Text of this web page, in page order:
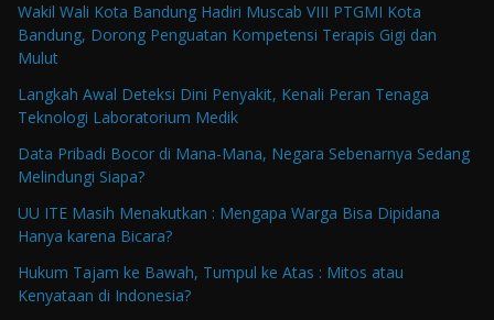
Wakil Wali Kota Bandung Hadiri Muscab VIII PTGMI Kota
Bandung, Dorong Penguatan Kompetensi Terapis Gigi dan
Mulut
Langkah Awal Deteksi Dini Penyakit, Kenali Peran Tenaga
Teknologi Laboratorium Medik
Data Pribadi Bocor di Mana-Mana, Negara Sebenarnya Sedang
Melindungi Siapa?
UU ITE Masih Menakutkan : Mengapa Warga Bisa Dipidana
Hanya karena Bicara?
Hukum Tajam ke Bawah, Tumpul ke Atas : Mitos atau
Kenyataan di Indonesia?